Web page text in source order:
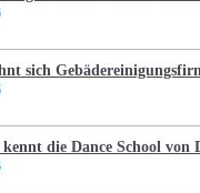
sich
die Dance School von